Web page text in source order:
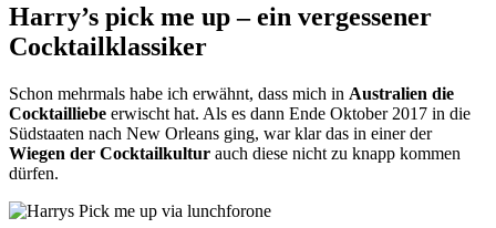
Harry’s pick me up – ein vergessener
Cocktailklassiker
Schon mehrmals habe ich erwähnt, dass mich in Australien die
Cocktailliebe erwischt hat. Als es dann Ende Oktober 2017 in die
Südstaaten nach New Orleans ging, war klar das in einer der
Wiegen der Cocktailkultur auch diese nicht zu knapp kommen
dürfen.